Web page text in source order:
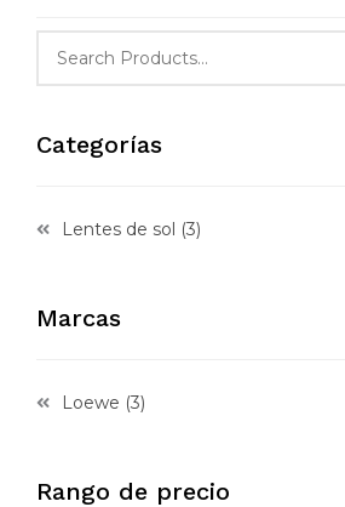
Categorías
Lentes de sol (3)
Marcas
Loewe (3)
Rango de precio